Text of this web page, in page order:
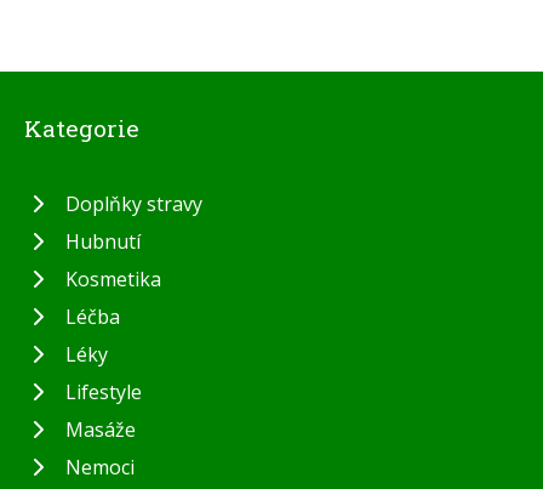
Kategorie
Doplňky stravy
Hubnutí
Kosmetika
Léčba
Léky
Lifestyle
Masáže
Nemoci